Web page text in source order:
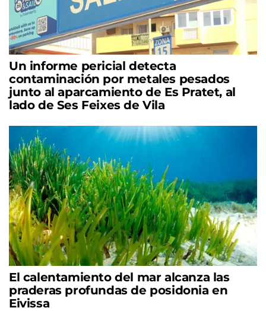
Un informe pericial detecta
contaminación por metales pesados
junto al aparcamiento de Es Pratet, al
lado de Ses Feixes de Vila
El calentamiento del mar alcanza las
praderas profundas de posidonia en
Eivissa